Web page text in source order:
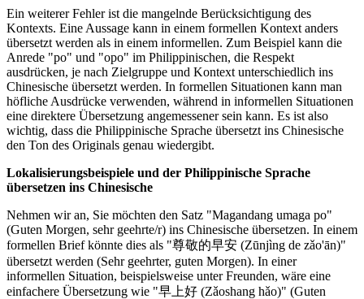
Ein weiterer Fehler ist die mangelnde Berücksichtigung des
Kontexts. Eine Aussage kann in einem formellen Kontext anders
übersetzt werden als in einem informellen. Zum Beispiel kann die
Anrede "po" und "opo" im Philippinischen, die Respekt
ausdrücken, je nach Zielgruppe und Kontext unterschiedlich ins
Chinesische übersetzt werden. In formellen Situationen kann man
höfliche Ausdrücke verwenden, während in informellen Situationen
eine direktere Übersetzung angemessener sein kann. Es ist also
wichtig, dass die Philippinische Sprache übersetzt ins Chinesische
den Ton des Originals genau wiedergibt.
Lokalisierungsbeispiele und der Philippinische Sprache
übersetzen ins Chinesische
Nehmen wir an, Sie möchten den Satz "Magandang umaga po"
(Guten Morgen, sehr geehrte/r) ins Chinesische übersetzen. In einem
formellen Brief könnte dies als "尊敬的早安 (Zūnjìng de zǎo'ān)"
übersetzt werden (Sehr geehrter, guten Morgen). In einer
informellen Situation, beispielsweise unter Freunden, wäre eine
einfachere Übersetzung wie "早上好 (Zǎoshang hǎo)" (Guten